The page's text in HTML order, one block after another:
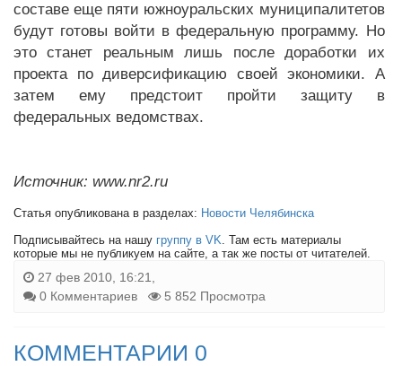
составе еще пяти южноуральских муниципалитетов
будут готовы войти в федеральную программу. Но
это станет реальным лишь после доработки их
проекта по диверсификацию своей экономики. А
затем ему предстоит пройти защиту в
федеральных ведомствах.
Источник: www.nr2.ru
Статья опубликована в разделах: Новости Челябинска
Подписывайтесь на нашу группу в VK. Там есть материалы
которые мы не публикуем на сайте, а так же посты от читателей.
27 фев 2010, 16:21,
0 Комментариев
5 852 Просмотра
КОММЕНТАРИИ 0